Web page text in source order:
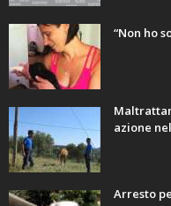
“Non ho
azione
Arresto